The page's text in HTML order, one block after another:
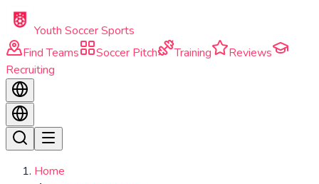
Skip to main content
Youth Soccer Sports
Find Teams
Soccer Pitch Training
Reviews
Recruiting
Home